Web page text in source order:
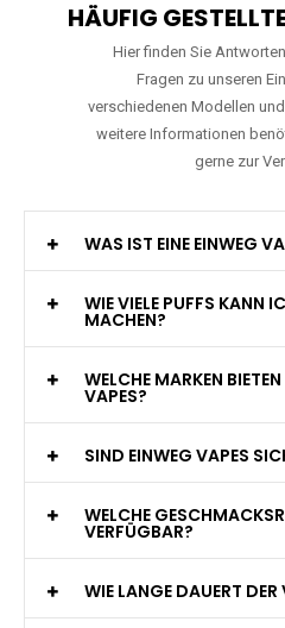
HÄUFIG
Hier finden Sie
Fragen zu unseren
verschiedenen Modellen
weitere Informationen
gerne zur
WAS IST EINE EINWEG
WIE VIELE PUFFS KANN
MACHEN?
WELCHE MARKEN
VAPES?
SIND EINWEG VAPES
WELCHE
VERFÜGBAR?
WIE LANGE DAUERT DER